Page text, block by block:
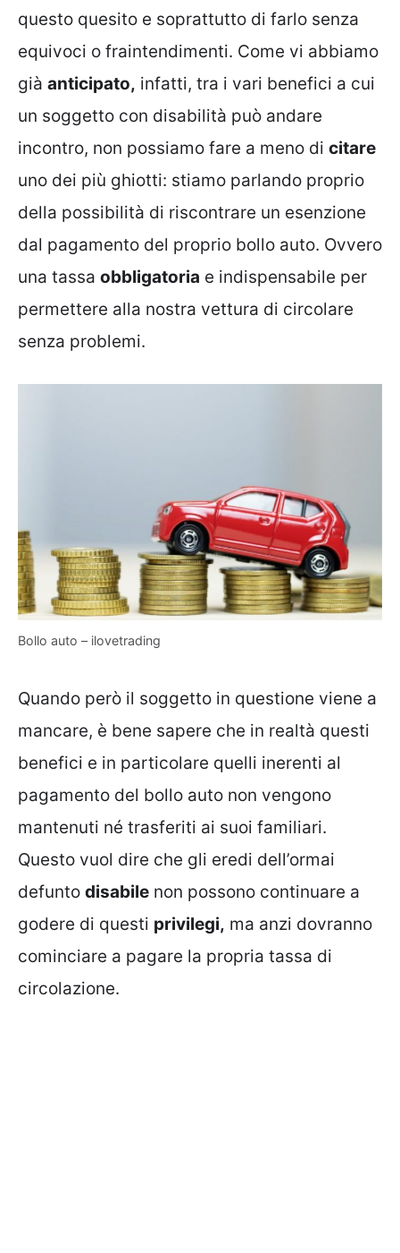
questo quesito e soprattutto di farlo senza
equivoci o fraintendimenti. Come vi abbiamo
già anticipato, infatti, tra i vari benefici a cui
un soggetto con disabilità può andare
incontro, non possiamo fare a meno di citare
uno dei più ghiotti: stiamo parlando proprio
della possibilità di riscontrare un esenzione
dal pagamento del proprio bollo auto. Ovvero
una tassa obbligatoria e indispensabile per
permettere alla nostra vettura di circolare
senza problemi.
Bollo auto – ilovetrading
Quando però il soggetto in questione viene a
mancare, è bene sapere che in realtà questi
benefici e in particolare quelli inerenti al
pagamento del bollo auto non vengono
mantenuti né trasferiti ai suoi familiari.
Questo vuol dire che gli eredi dell’ormai
defunto disabile non possono continuare a
godere di questi privilegi, ma anzi dovranno
cominciare a pagare la propria tassa di
circolazione.